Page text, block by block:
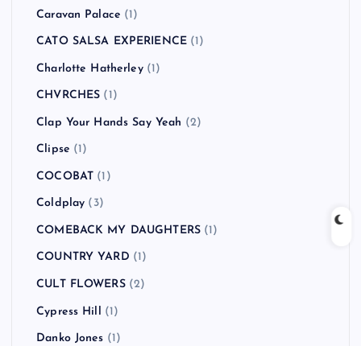
Caravan Palace (1)
CATO SALSA EXPERIENCE (1)
Charlotte Hatherley(1)
CHVRCHES (1)
Clap Your Hands Say Yeah (2)
Clipse (1)
COCOBAT (1)
Coldplay (3)
COMEBACK MY DAUGHTERS (1)
COUNTRY YARD (1)
CULT FLOWERS(2)
Cypress Hill (1)
Danko Jones (1)